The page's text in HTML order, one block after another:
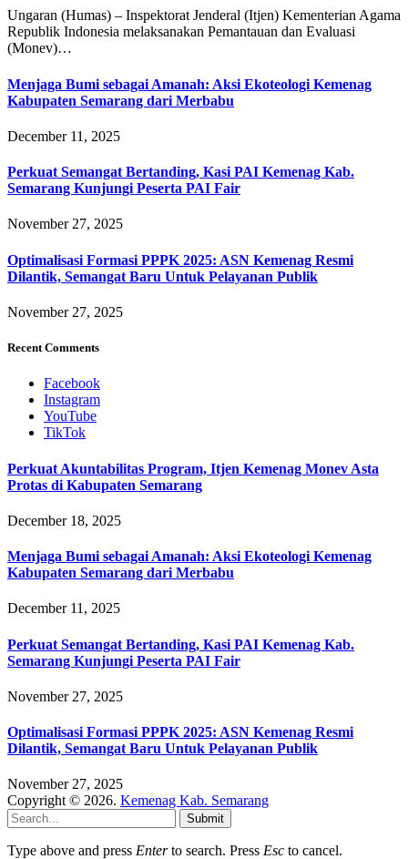
Ungaran (Humas) – Inspektorat Jenderal (Itjen) Kementerian Agama
Republik Indonesia melaksanakan Pemantauan dan Evaluasi
(Monev)…
Menjaga Bumi sebagai Amanah: Aksi Ekoteologi Kemenag
Kabupaten Semarang dari Merbabu
December 11, 2025
Perkuat Semangat Bertanding, Kasi PAI Kemenag Kab.
Semarang Kunjungi Peserta PAI Fair
November 27, 2025
Optimalisasi Formasi PPPK 2025: ASN Kemenag Resmi
Dilantik, Semangat Baru Untuk Pelayanan Publik
November 27, 2025
Recent Comments
Facebook
Instagram
YouTube
TikTok
Perkuat Akuntabilitas Program, Itjen Kemenag Monev Asta
Protas di Kabupaten Semarang
December 18, 2025
Menjaga Bumi sebagai Amanah: Aksi Ekoteologi Kemenag
Kabupaten Semarang dari Merbabu
December 11, 2025
Perkuat Semangat Bertanding, Kasi PAI Kemenag Kab.
Semarang Kunjungi Peserta PAI Fair
November 27, 2025
Optimalisasi Formasi PPPK 2025: ASN Kemenag Resmi
Dilantik, Semangat Baru Untuk Pelayanan Publik
November 27, 2025
Copyright © 2026. Kemenag Kab. Semarang
Submit
Type above and press Enterto search. Press Esc to cancel.